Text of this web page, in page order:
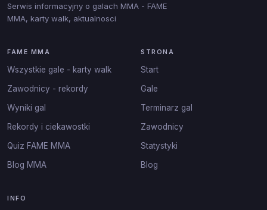
Serwis informacyjny o galach MMA - FAME
MMA, karty walk, aktualnosci
FAME MMA
Wszystkie gale - karty walk
Zawodnicy - rekordy
Wyniki gal
Rekordy i ciekawostki
Quiz FAME MMA
Blog MMA
STRONA
Start
Gale
Terminarz gal
Zawodnicy
Statystyki
Blog
INFO